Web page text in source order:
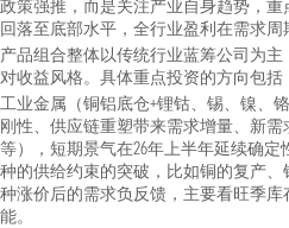
政策强推，而是关注产业自身趋势，
回落至底部水平，全行业盈利在需求周
产品组合整体以传统行业蓝筹公司为
对收益风格。具体重点投资的方向包括
工业金属（铜铝底仓+锂钴、锡、镍、
刚性、供应链重塑带来需求增量、新
等），短期景气在26年上半年延续确
种的供给约束的突破，比如铜的复产
种涨价后的需求负反馈，主要看旺季
能。